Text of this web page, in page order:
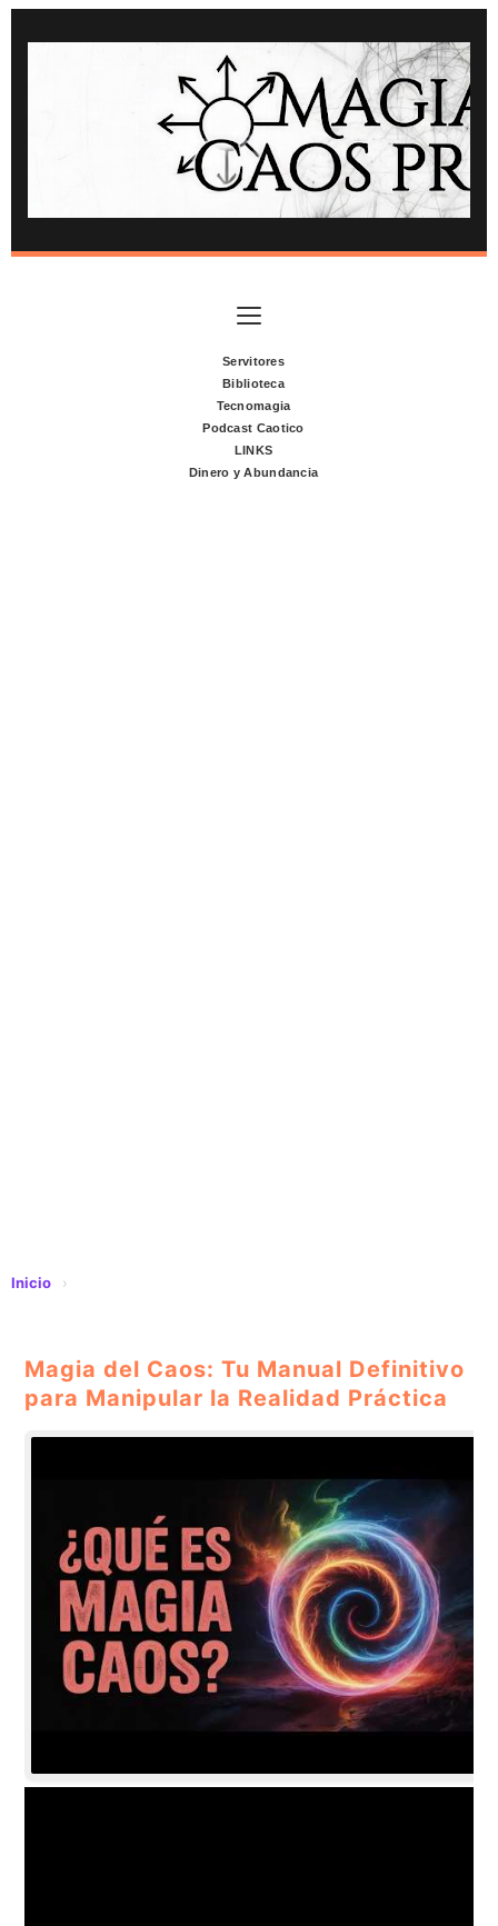
Servitores
Biblioteca
Tecnomagia
Podcast Caotico
LINKS
Dinero y Abundancia
Inicio ›
Magia del Caos: Tu Manual Definitivo
para Manipular la Realidad Práctica